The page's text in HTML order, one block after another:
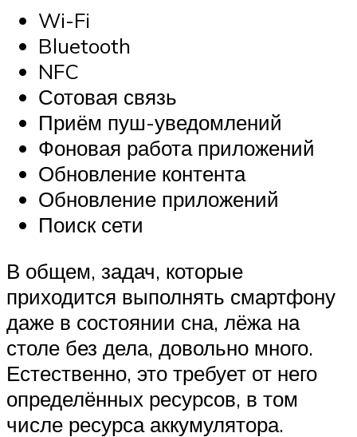
Wi-Fi
Bluetooth
NFC
Сотовая связь
Приём пуш-уведомлений
Фоновая работа приложений
Обновление контента
Обновление приложений
Поиск сети
В общем, задач, которые
приходится выполнять смартфону
даже в состоянии сна, лёжа на
столе без дела, довольно много.
Естественно, это требует от него
определённых ресурсов, в том
числе ресурса аккумулятора.